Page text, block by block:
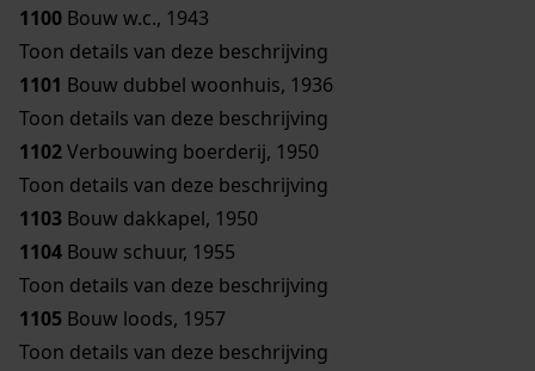
1100 Bouw w.c., 1943
Toon details van deze beschrijving
1101 Bouw dubbel woonhuis, 1936
Toon details van deze beschrijving
1102Verbouwing boerderij, 1950
Toon details van deze beschrijving
1103 Bouw dakkapel, 1950
1104 Bouw schuur, 1955
Toon details van deze beschrijving
1105 Bouw loods, 1957
Toon details van deze beschrijving